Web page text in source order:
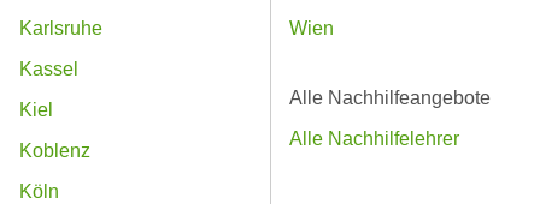
Karlsruhe
Kassel
Kiel
Koblenz
Köln
Wien
Alle Nachhilfeangebote
Alle Nachhilfelehrer